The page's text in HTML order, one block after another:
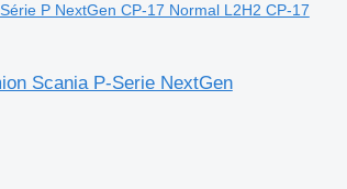
P NextGen CP-17 Normal L2H2 CP-17
Scania P-Serie NextGen